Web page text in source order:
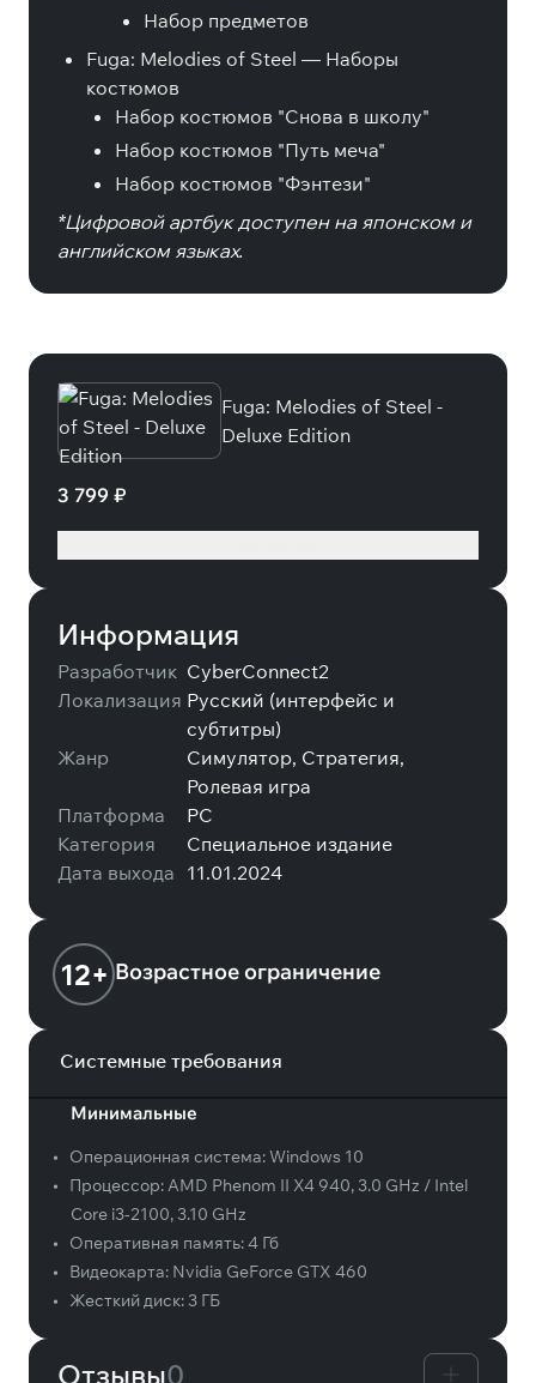
Набор предметов
Fuga: Melodies of Steel — Наборы
костюмов
Набор костюмов "Снова в школу"
Набор костюмов "Путь меча"
Набор костюмов "Фэнтези"
*Цифровой артбук доступен на японском и
английском языках.
Fuga: Melodies of Steel -
Deluxe Edition
3 799 ₽
Информация
Разработчик CyberConnect2
Локализация Русский (интерфейс и
субтитры)
Жанр
Симулятор, Стратегия,
Ролевая игра
Платформа
PC
Категория
Специальное издание
Дата выхода 11.01.2024
12+ Возрастное ограничение
Системные требования
Минимальные
• Операционная система:Windows 10
•
Процессор:AMD Phenom II X4 940, 3.0 GHz / Intel
Core i3-2100, 3.10 GHz
•
Оперативная память:4 Гб
•
Видеокарта: Nvidia GeForce GTX 460
•
Жесткий диск: 3 ГБ
Отзывы0